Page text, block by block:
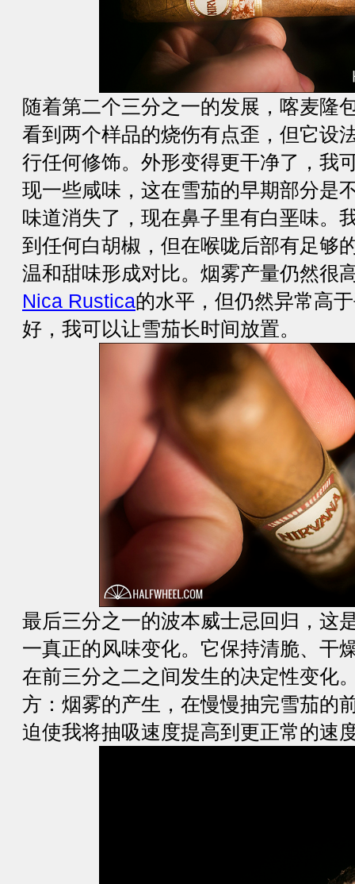
随着第二个三分之一的发展，喀麦隆
看到两个样品的烧伤有点歪，但它设
行任何修饰。外形变得更干净了，我
现一些咸味，这在雪茄的早期部分是
味道消失了，现在鼻子里有白垩味。
到任何白胡椒，但在喉咙后部有足够
温和甜味形成对比。烟雾产量仍然很
Nica Rustica的水平，但仍然异常高
好，我可以让雪茄长时间放置。
最后三分之一的波本威士忌回归，这
一真正的风味变化。它保持清脆、干
在前三分之二之间发生的决定性变化
方：烟雾的产生，在慢慢抽完雪茄的
迫使我将抽吸速度提高到更正常的速